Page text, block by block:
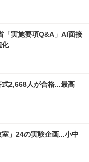
「実施要項Q&A」AI面接
化
2,668人が合格...最高
」24の実験企画...小中